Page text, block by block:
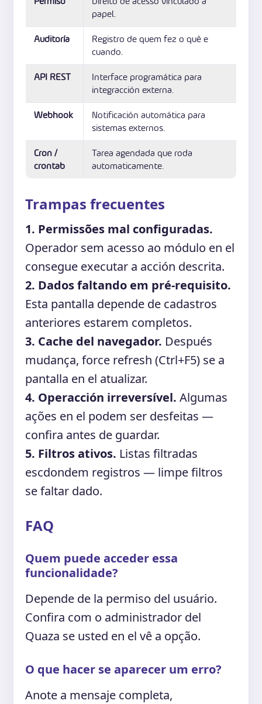
papel.
Auditoría
Registro de quem fez o quê e
cuando.
API REST
Interface programática para
integracción externa.
Webhook
Notificación automática para
sistemas externos.
Cron /
crontab
Tarea agendada que roda
automaticamente.
Trampas frecuentes
1. Permissões mal configuradas.
Operador sem acesso ao módulo en el
consegue executar a acción descrita.
2. Dados faltando em pré-requisito.
Esta pantalla depende de cadastros
anteriores estarem completos.
3. Cache del navegador. Después
mudança, force refresh (Ctrl+F5) se a
pantalla en el atualizar.
4. Operacción irreversível. Algumas
ações en el podem ser desfeitas —
confira antes de guardar.
5. Filtros ativos. Listas filtradas
escdondem registros — limpe filtros
se faltar dado.
FAQ
Quem puede acceder essa
funcionalidade?
Depende de la permiso del usuário.
Confira com o administrador del
Quaza se usted en el vê a opção.
O que hacer se aparecer um erro?
Anote a mensaje completa,